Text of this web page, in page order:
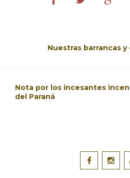
Nuestras barrancas
Nota por los incesantes
del Paraná